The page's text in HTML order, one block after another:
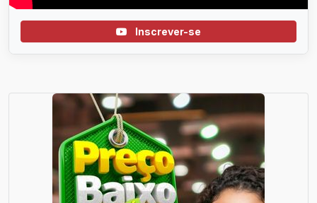
Inscrever-se